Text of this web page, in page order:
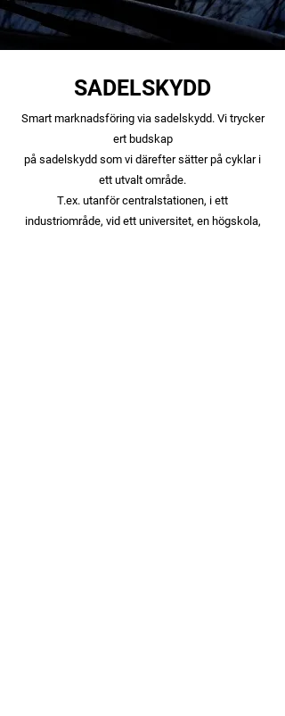
SADELSKYDD
Smart marknadsföring via sadelskydd. Vi trycker
ert budskap
på sadelskydd som vi därefter sätter på cyklar i
ett utvalt område.
T.ex. utanför centralstationen, i ett
industriområde, vid ett universitet, en högskola,